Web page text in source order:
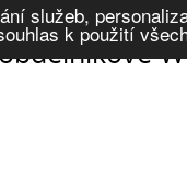
služeb,
k použití
konektory obdélníkové